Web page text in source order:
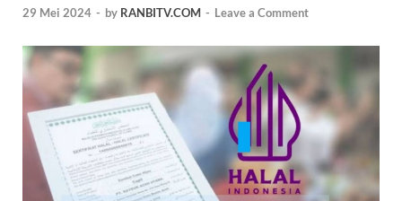
29 Mei 2024 - by RANBITV.COM - Leave a Comment